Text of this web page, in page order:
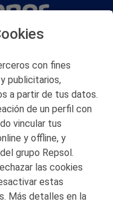
con fines
publicitarios,
a partir de tus datos.
de un perfil con
vincular tus
y offline, y
grupo Repsol.
las cookies
estas
Más detalles en la